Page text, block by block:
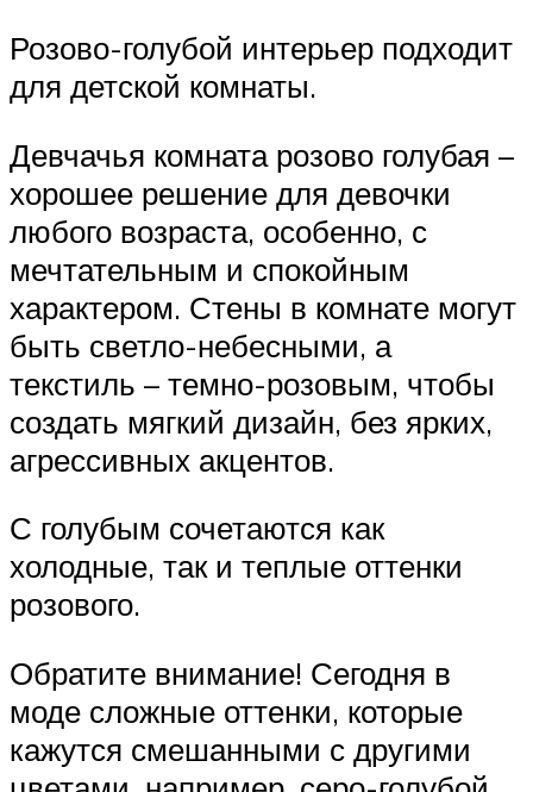
Розово-голубой интерьер подходит
для детской комнаты.
Девчачья комната розово голубая –
хорошее решение для девочки
любого возраста, особенно, с
мечтательным и спокойным
характером. Стены в комнате могут
быть светло-небесными, а
текстиль – темно-розовым, чтобы
создать мягкий дизайн, без ярких,
агрессивных акцентов.
С голубым сочетаются как
холодные, так и теплые оттенки
розового.
Обратите внимание! Сегодня в
моде сложные оттенки, которые
кажутся смешанными с другими